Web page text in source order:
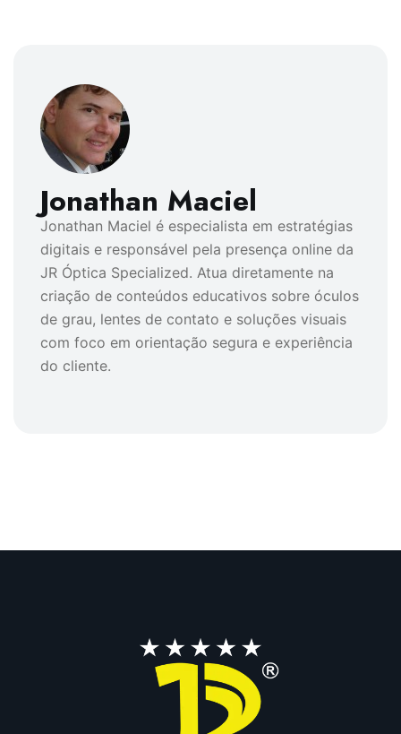
Jonathan Maciel
Jonathan Maciel é especialista em estratégias
digitais e responsável pela presença online da
JR Óptica Specialized. Atua diretamente na
criação de conteúdos educativos sobre óculos
de grau, lentes de contato e soluções visuais
com foco em orientação segura e experiência
do cliente.